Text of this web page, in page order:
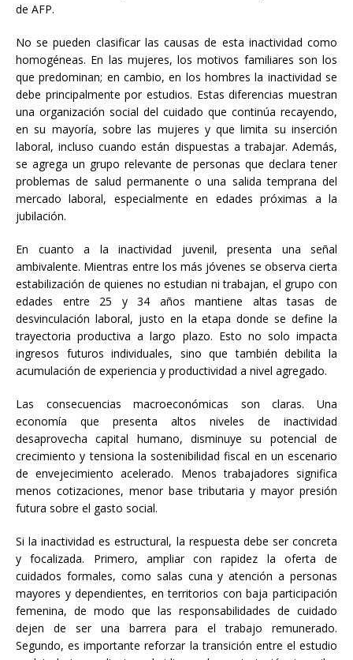
de AFP.
No se pueden clasificar las causas de esta inactividad como
homogéneas. En las mujeres, los motivos familiares son los
que predominan; en cambio, en los hombres la inactividad se
debe principalmente por estudios. Estas diferencias muestran
una organización social del cuidado que continúa recayendo,
en su mayoría, sobre las mujeres y que limita su inserción
laboral, incluso cuando están dispuestas a trabajar. Además,
se agrega un grupo relevante de personas que declara tener
problemas de salud permanente o una salida temprana del
mercado laboral, especialmente en edades próximas a la
jubilación.
En cuanto a la inactividad juvenil, presenta una señal
ambivalente. Mientras entre los más jóvenes se observa cierta
estabilización de quienes no estudian ni trabajan, el grupo con
edades entre 25 y 34 años mantiene altas tasas de
desvinculación laboral, justo en la etapa donde se define la
trayectoria productiva a largo plazo. Esto no solo impacta
ingresos futuros individuales, sino que también debilita la
acumulación de experiencia y productividad a nivel agregado.
Las consecuencias macroeconómicas son claras. Una
economía que presenta altos niveles de inactividad
desaprovecha capital humano, disminuye su potencial de
crecimiento y tensiona la sostenibilidad fiscal en un escenario
de envejecimiento acelerado. Menos trabajadores significa
menos cotizaciones, menor base tributaria y mayor presión
futura sobre el gasto social.
Si la inactividad es estructural, la respuesta debe ser concreta
y focalizada. Primero, ampliar con rapidez la oferta de
cuidados formales, como salas cuna y atención a personas
mayores y dependientes, en territorios con baja participación
femenina, de modo que las responsabilidades de cuidado
dejen de ser una barrera para el trabajo remunerado.
Segundo, es importante reforzar la transición entre el estudio